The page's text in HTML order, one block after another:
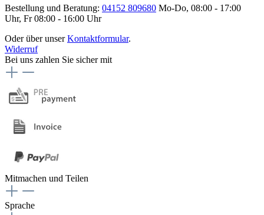
Bestellung und Beratung: 04152 809680 Mo-Do, 08:00 - 17:00
Uhr, Fr 08:00 - 16:00 Uhr
Oder über unserKontaktformular.
Widerruf
Bei uns zahlen Sie sicher mit
Mitmachen und Teilen
Sprache